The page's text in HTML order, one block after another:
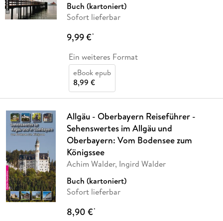
Buch (kartoniert)
Sofort lieferbar
9,99 €*
Ein weiteres Format
eBook epub
8,99 €
Allgäu - Oberbayern Reiseführer -
Sehenswertes im Allgäu und
Oberbayern: Vom Bodensee zum
Königssee
Achim Walder, Ingird Walder
Buch (kartoniert)
Sofort lieferbar
8,90 €*